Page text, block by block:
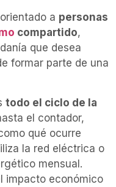
a personas
compartido,
que desea
formar parte de una
todo el ciclo de la
el contador,
qué ocurre
la red eléctrica o
mensual.
impacto económico